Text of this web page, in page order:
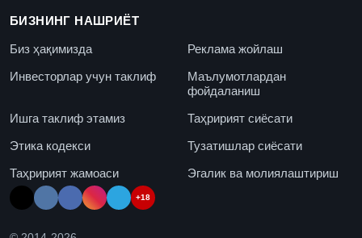
БИЗНИНГ НАШРИЁТ
Биз ҳақимизда
Реклама жойлаш
Инвесторлар учун таклиф
Маълумотлардан
фойдаланиш
Ишга таклиф этамиз
Таҳририят сиёсати
Этика кодекси
Тузатишлар сиёсати
Таҳририят жамоаси
Эгалик ва молиялаштириш
+18